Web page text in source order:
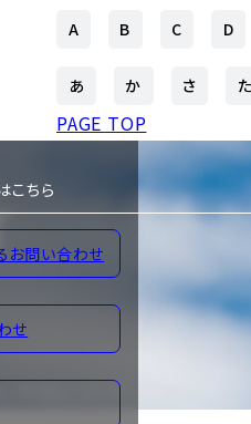
会社概要
組織図
沿革
事業案内
A B C D
あ か さ た
PAGE TOP
こちら
お問い合わせ
せ
ご利用について